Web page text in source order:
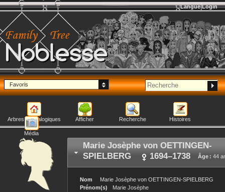
Noblesse
Langue Login
Favoris
Arbres généalogiques Afficher Recherche Histoires
Média
Marie Josèphe von OETTINGEN-
SPIELBERG
Âge : 44
1694–1738
Nom Marie Josèphe von OETTINGEN-SPIELBERG
Prénom(s)
Marie Josèphe